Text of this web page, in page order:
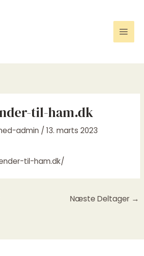
til-ham.dk
admin / 13. marts 2023
til-ham.dk/
Næste Deltager →